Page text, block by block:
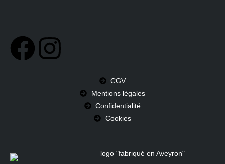
CGV
Mentions légales
Confidentialité
Cookies